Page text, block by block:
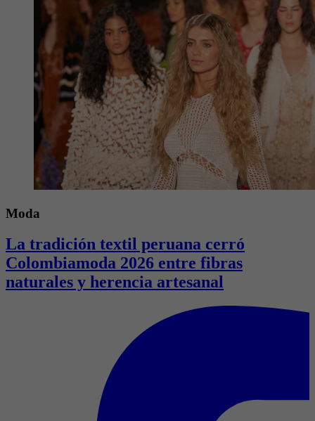
Moda
La tradición textil peruana cerró
Colombiamoda 2026 entre fibras
naturales y herencia artesanal